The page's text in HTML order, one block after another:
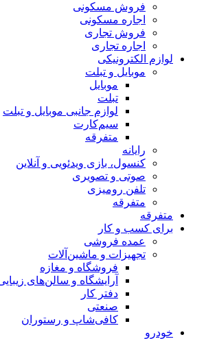
فروش مسکونی
اجاره مسکونی
فروش تجاری
اجاره تجاری
لوازم الکترونیکی
موبایل و تبلت
موبایل
تبلت
لوازم جانبی موبایل و تبلت
سیم‌کارت
متفرقه
رایانه
کنسول، بازی‌ ویدئویی و آنلاین
صوتی و تصویری
تلفن رومیزی
متفرقه
متفرقه
برای کسب و کار
عمده فروشی
تجهیزات و ماشین‌آلات
فروشگاه و مغازه
آرایشگاه و سالن‌های زیبایی
دفتر کار
صنعتی
کافی‌شاپ و رستوران
خودرو